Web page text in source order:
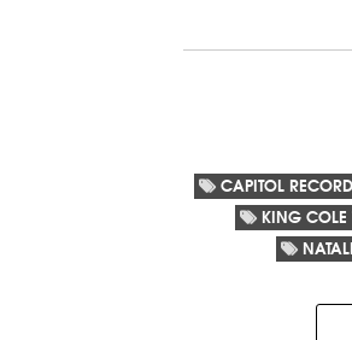
CAPITOL
KING COLE